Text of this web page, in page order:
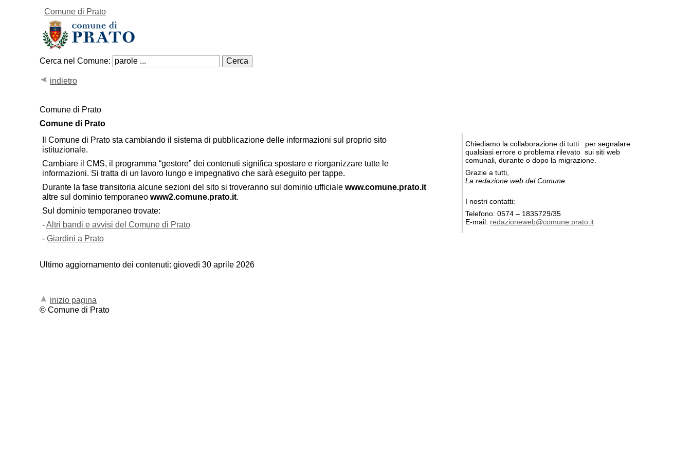
Comune di Prato
Cerca nel Comune:
indietro
Comune di Prato
Comune di Prato
Chiediamo la collaborazione di tutti per segnalare
qualsiasi errore o problema rilevato sui siti web
comunali, durante o dopo la migrazione.
Grazie a tutti,
La redazione web del Comune
I nostri contatti:
Telefono: 0574 – 1835729/35
E-mail: redazioneweb@comune.prato.it
Il Comune di Prato sta cambiando il sistema di pubblicazione delle informazioni sul proprio sito
istituzionale.
Cambiare il CMS, il programma “gestore” dei contenuti significa spostare e riorganizzare tutte le
informazioni. Si tratta di un lavoro lungo e impegnativo che sarà eseguito per tappe.
Durante la fase transitoria alcune sezioni del sito si troveranno sul dominio ufficiale www.comune.prato.it
altre sul dominio temporaneo www2.comune.prato.it.
Sul dominio temporaneo trovate:
-Altri bandi e avvisi del Comune di Prato
- Giardini a Prato
Ultimo aggiornamento dei contenuti: giovedì 30 aprile 2026
inizio pagina
© Comune di Prato